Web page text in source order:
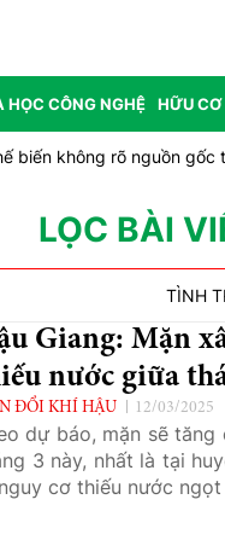
HỌC CÔNG NGHỆ HỮU
biến không rõ nguồn gốc
LỌC BÀI
TÌNH
Giang: Mặn
nước giữa
ĐỔI KHÍ HẬU 12/03/2025
dự báo, mặn sẽ
3 này, nhất là tại
cơ thiếu nước